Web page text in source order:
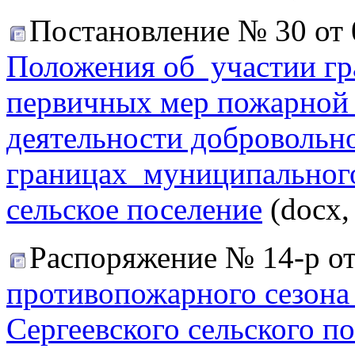
Постановление № 30
Положения об участии
первичных мер пожарной
деятельности
границах
сельское поселение
Распоряжение № 14-р
противопожарного
Сергеевского сельского